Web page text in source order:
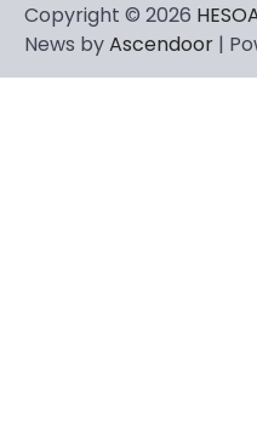
Copyright © 2026
News byAscendoor |